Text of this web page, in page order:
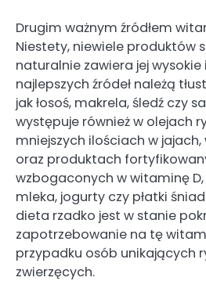
Drugim ważnym źródłem
Niestety, niewiele produktów
naturalnie zawiera jej wysokie
najlepszych źródeł należą
jak łosoś, makrela, śledź czy
występuje również w olejach
mniejszych ilościach w
oraz produktach
wzbogaconych w witaminę
mleka, jogurty czy płatki
dieta rzadko jest w stanie
zapotrzebowanie na tę
przypadku osób unikających
zwierzęcych.